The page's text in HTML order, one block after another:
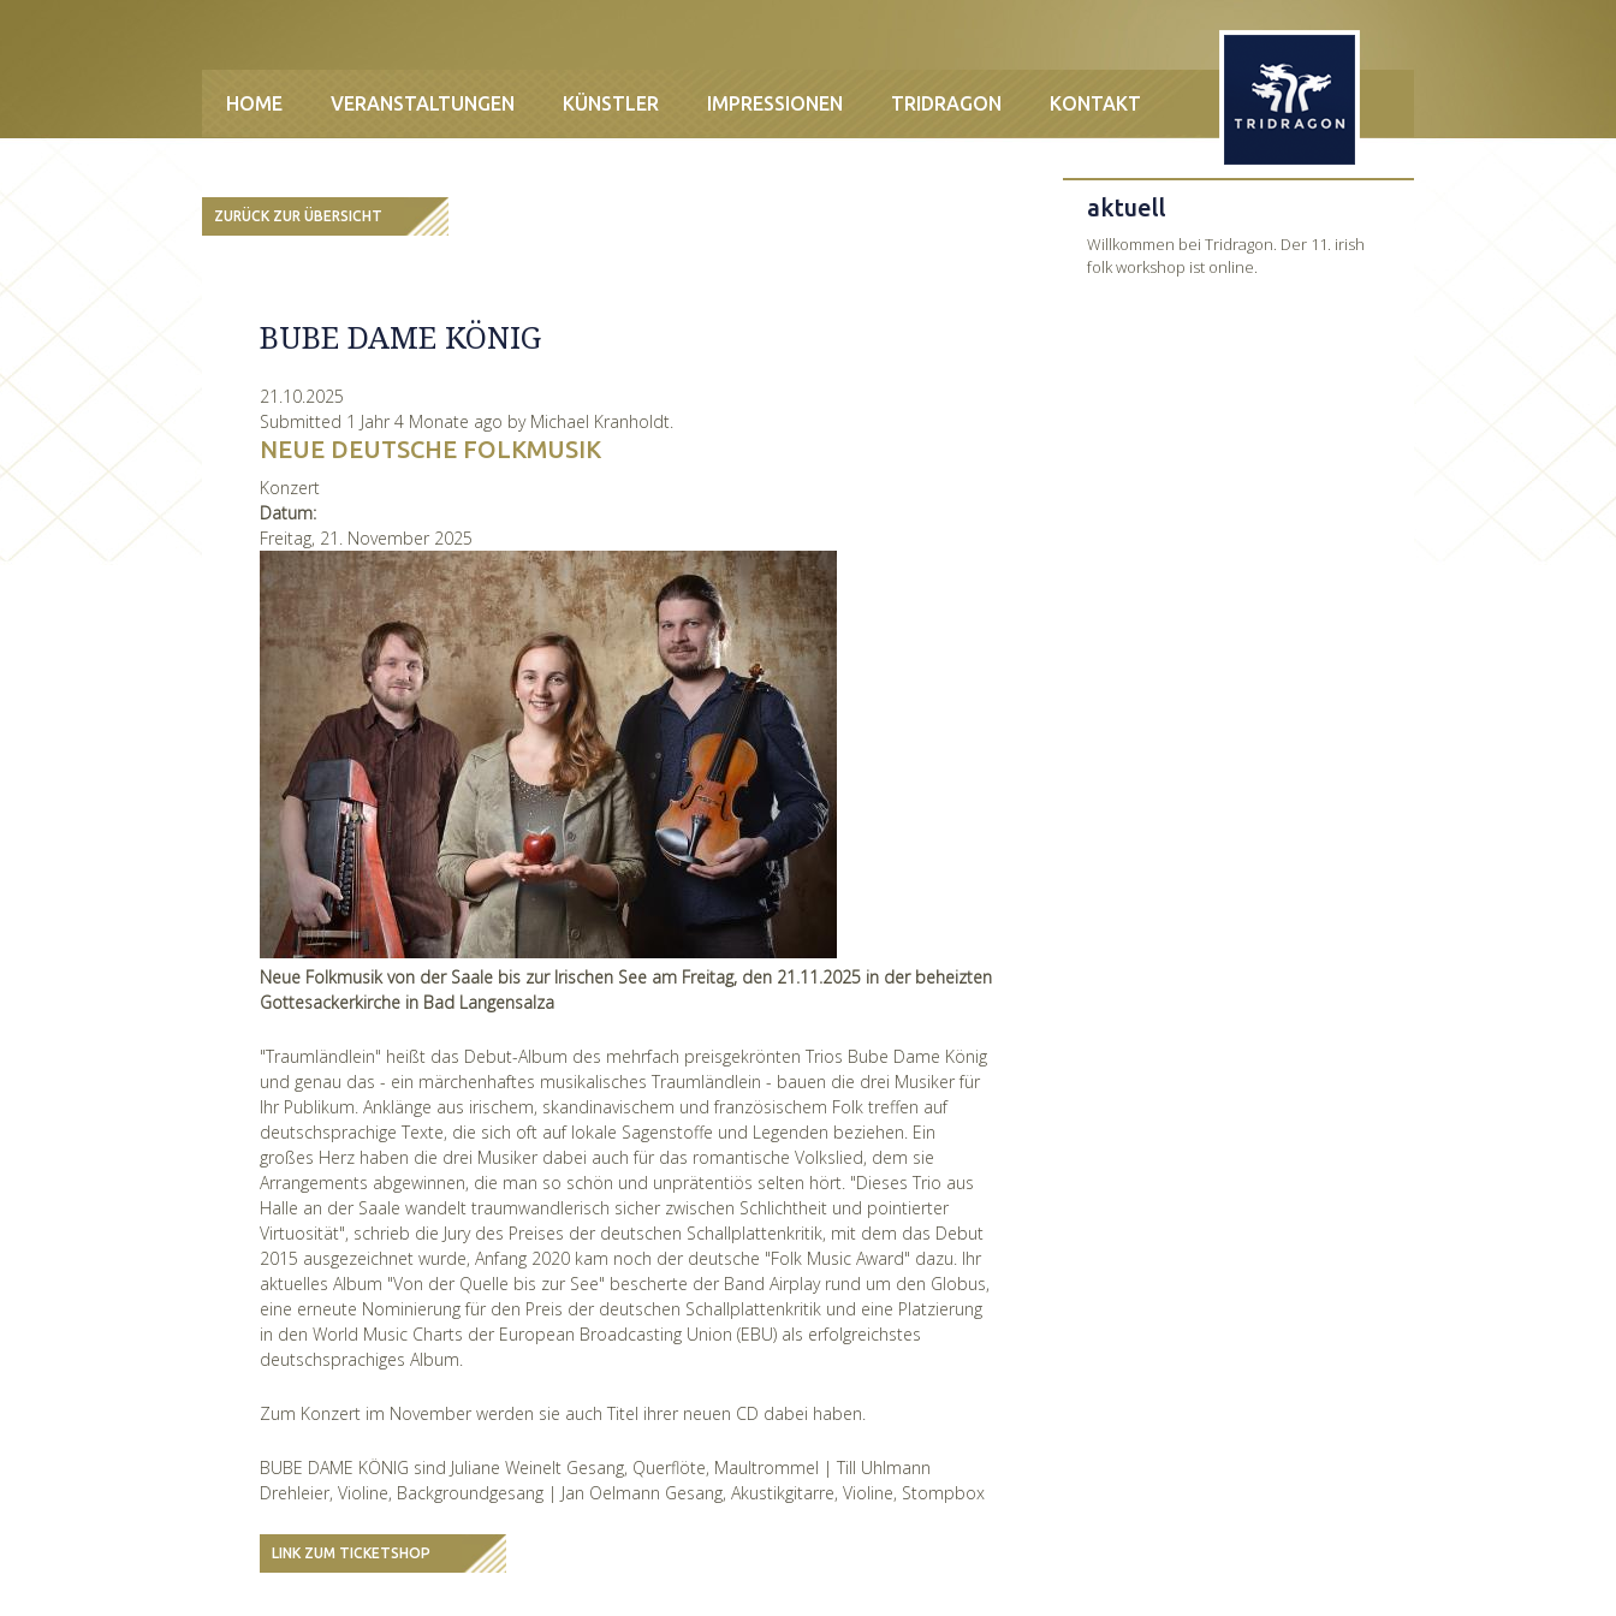
HOME VERANSTALTUNGEN KÜNSTLER IMPRESSIONEN TRIDRAGON KONTAKT
ZURÜCK ZUR ÜBERSICHT
BUBE DAME KÖNIG
21.10.2025
Submitted 1 Jahr 4 Monate ago by Michael Kranholdt.
NEUE DEUTSCHE FOLKMUSIK
Konzert
Datum:
Freitag, 21. November 2025
Neue Folkmusik von der Saale bis zur Irischen See am Freitag, den 21.11.2025 in der beheizten
Gottesackerkirche in Bad Langensalza
"Traumländlein" heißt das Debut-Album des mehrfach preisgekrönten Trios Bube Dame König
und genau das - ein märchenhaftes musikalisches Traumländlein - bauen die drei Musiker für
Ihr Publikum. Anklänge aus irischem, skandinavischem und französischem Folk treffen auf
deutschsprachige Texte, die sich oft auf lokale Sagenstoffe und Legenden beziehen. Ein
großes Herz haben die drei Musiker dabei auch für das romantische Volkslied, dem sie
Arrangements abgewinnen, die man so schön und unprätentiös selten hört. "Dieses Trio aus
Halle an der Saale wandelt traumwandlerisch sicher zwischen Schlichtheit und pointierter
Virtuosität", schrieb die Jury des Preises der deutschen Schallplattenkritik, mit dem das Debut
2015 ausgezeichnet wurde, Anfang 2020 kam noch der deutsche "Folk Music Award" dazu. Ihr
aktuelles Album "Von der Quelle bis zur See" bescherte der Band Airplay rund um den Globus,
eine erneute Nominierung für den Preis der deutschen Schallplattenkritik und eine Platzierung
in den World Music Charts der European Broadcasting Union (EBU) als erfolgreichstes
deutschsprachiges Album.
Zum Konzert im November werden sie auch Titel ihrer neuen CD dabei haben.
BUBE DAME KÖNIG sind Juliane Weinelt Gesang, Querflöte, Maultrommel | Till Uhlmann
Drehleier, Violine, Backgroundgesang | Jan Oelmann Gesang, Akustikgitarre, Violine, Stompbox
LINK ZUM TICKETSHOP
aktuell
Willkommen bei Tridragon. Der 11. irish
folk workshop ist online.